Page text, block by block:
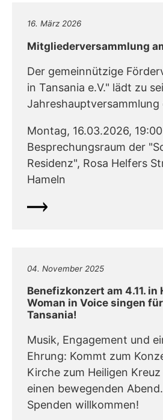
16. März 2026
Mitgliederversammlung
Der gemeinnützige
in Tansania e.V." lädt zu
Jahreshauptversammlung
Montag, 16.03.2026,
Besprechungsraum der
Residenz", Rosa Helfers
Hameln
04. November 2025
Benefizkonzert am 4.11. in
Woman in Voice singen
Tansania!
Musik, Engagement und
Ehrung: Kommt zum
Kirche zum Heiligen
einen bewegenden
Spenden willkommen!